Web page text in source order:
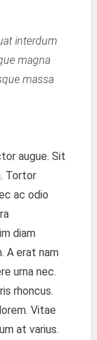
interdum
magna
massa
augue. Sit
Tortor
ac odio
diam
A erat nam
urna nec.
rhoncus.
Vitae
at varius.